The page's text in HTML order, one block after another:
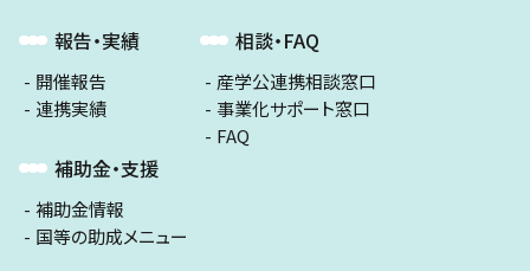
報告・実績
開催報告
連携実績
補助金・支援
補助金情報
国等の助成メニュー
相談・FAQ
産学公連携相談窓口
事業化サポート窓口
FAQ